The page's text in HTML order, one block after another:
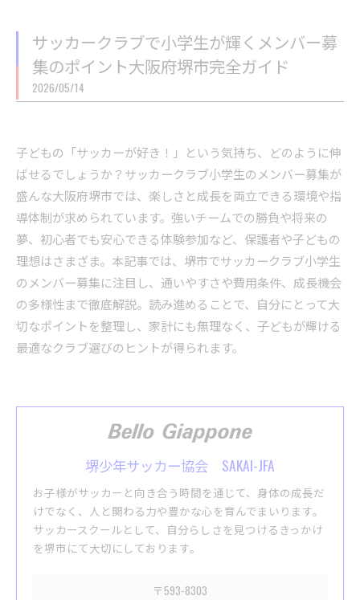
サッカークラブで小学生が輝くメンバー募
集のポイント大阪府堺市完全ガイド
2026/05/14
子どもの「サッカーが好き！」という気持ち、どのように伸
ばせるでしょうか？サッカークラブ小学生のメンバー募集が
盛んな大阪府堺市では、楽しさと成長を両立できる環境や指
導体制が求められています。強いチームでの勝負や将来の
夢、初心者でも安心できる体験参加など、保護者や子どもの
理想はさまざま。本記事では、堺市でサッカークラブ小学生
のメンバー募集に注目し、通いやすさや費用条件、成長機会
の多様性まで徹底解説。読み進めることで、自分にとって大
切なポイントを整理し、家計にも無理なく、子どもが輝ける
最適なクラブ選びのヒントが得られます。
堺少年サッカー協会 SAKAI-JFA
お子様がサッカーと向き合う時間を通じて、身体の成長だ
けでなく、人と関わる力や豊かな心を育んでまいります。
サッカースクールとして、自分らしさを見つけるきっかけ
を堺市にて大切にしております。
〒593-8303